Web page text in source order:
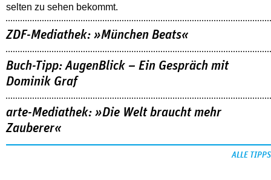
selten zu sehen bekommt.
ZDF-Mediathek: »München Beats«
Buch-Tipp: AugenBlick – Ein Gespräch mit
Dominik Graf
arte-Mediathek: »Die Welt braucht mehr
Zauberer«
ALLE TIPPS